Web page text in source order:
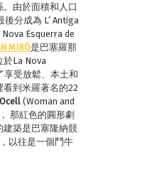
由於面積和人口
後分成為 L’ Antiga
Esquerra de
MIRÓ是巴塞羅那
於La Nova
享受放鬆、本土和
看到米羅著名的22
(Woman and
那紅色的圓形劇
建築是巴塞隆納競
，以往是一個鬥牛